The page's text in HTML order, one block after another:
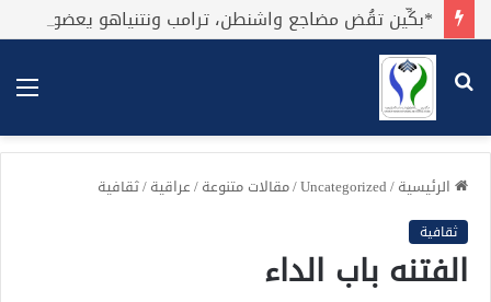
*بكِّين تقُض مضاجع واشنطن، ترامب ونتنياهو يعضون على أصابِعهُم وليس بيدهم حيلَة!.*
بحث
عن
الرئيسية/
Uncategorized
/مقالات متنوعة/عراقية/ثقافية
ثقافية
الفتنه باب الداء